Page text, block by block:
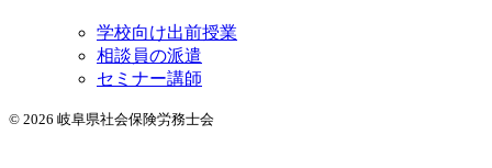
学校向け出前授業
相談員の派遣
セミナー講師
© 2026 岐阜県社会保険労務士会